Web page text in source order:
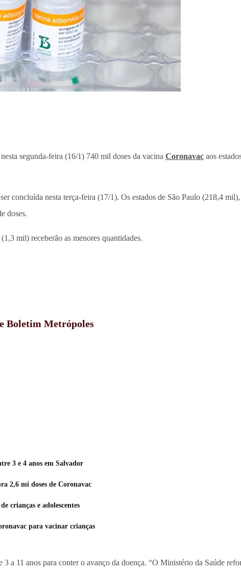
segunda-feira (16/1) 740 mil doses da vacina Coronavac aos
concluída nesta terça-feira (17/1). Os estados de São Paulo (218,4
doses.
mil) receberão as menores quantidades.
Boletim Metrópoles
3 e 4 anos em Salvador
2,6 mi doses de Coronavac
crianças e adolescentes
para vacinar crianças
3 a 11 anos para conter o avanço da doença. “O Ministério da Saúde